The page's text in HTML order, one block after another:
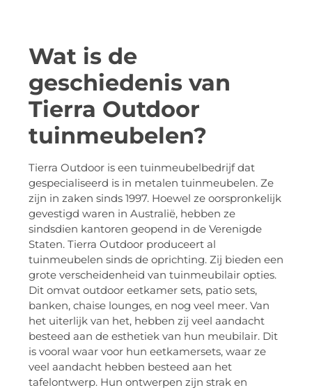
Wat is de
geschiedenis van
Tierra Outdoor
tuinmeubelen?
Tierra Outdoor is een tuinmeubelbedrijf dat
gespecialiseerd is in metalen tuinmeubelen. Ze
zijn in zaken sinds 1997. Hoewel ze oorspronkelijk
gevestigd waren in Australië, hebben ze
sindsdien kantoren geopend in de Verenigde
Staten. Tierra Outdoor produceert al
tuinmeubelen sinds de oprichting. Zij bieden een
grote verscheidenheid van tuinmeubilair opties.
Dit omvat outdoor eetkamer sets, patio sets,
banken, chaise lounges, en nog veel meer. Van
het uiterlijk van het, hebben zij veel aandacht
besteed aan de esthetiek van hun meubilair. Dit
is vooral waar voor hun eetkamersets, waar ze
veel aandacht hebben besteed aan het
tafelontwerp. Hun ontwerpen zijn strak en